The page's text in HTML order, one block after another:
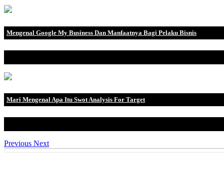
Mengenal Google My Business Dan Manfaatnya Bagi Pelaku Bisnis
Mari Mengenal Apa Itu Swot Analysis For Target
Previous Next